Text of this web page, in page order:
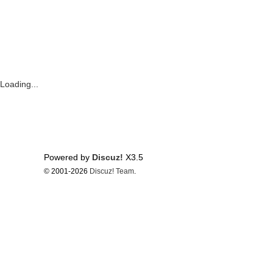
Loading...
Powered by Discuz! X3.5
© 2001-2026 Discuz! Team